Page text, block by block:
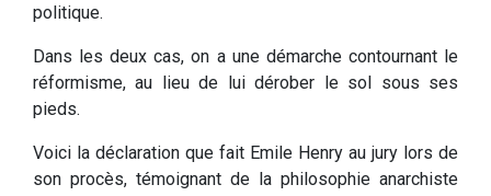
politique.
Dans les deux cas, on a une démarche contournant le
réformisme, au lieu de lui dérober le sol sous ses
pieds.
Voici la déclaration que fait Emile Henry au jury lors de
son procès, témoignant de la philosophie anarchiste